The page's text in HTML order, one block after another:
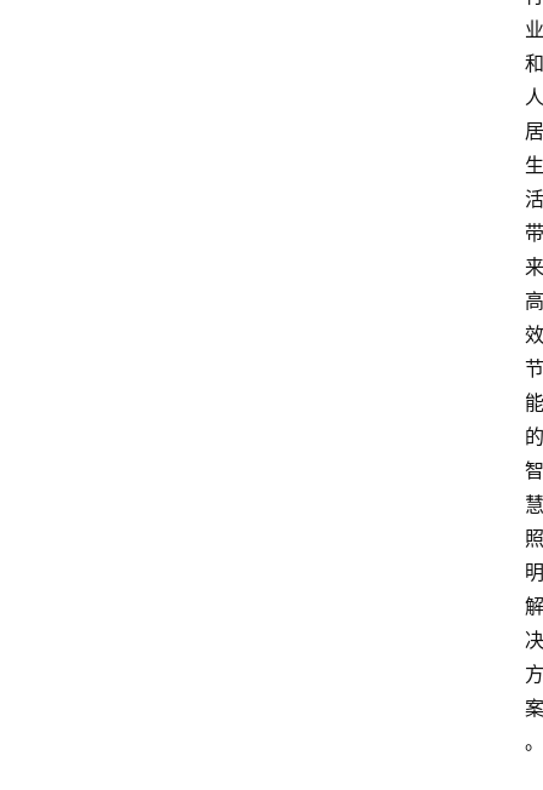
业
和
人
居
生
活
带
来
高
效
节
能
的
智
慧
照
明
解
决
方
案
。